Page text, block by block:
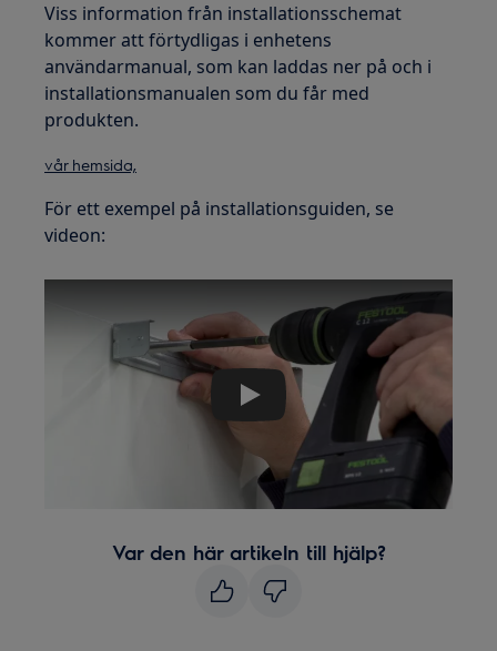
Viss information från installationsschemat
kommer att förtydligas i enhetens
användarmanual, som kan laddas ner på och i
installationsmanualen som du får med
produkten.
vår hemsida,
För ett exempel på installationsguiden, se
videon:
Play
Var den här artikeln till hjälp?